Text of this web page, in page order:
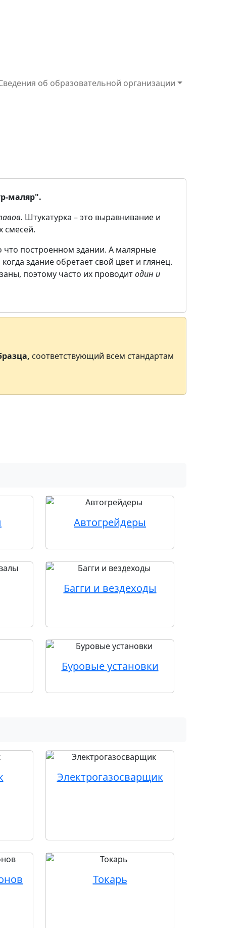
об образовательной организации
маляр".
Штукатурка – это выравнивание и
смесей.
что построенном здании. А малярные
здание обретает свой цвет и глянец.
поэтому часто их проводитодин и
соответствующий всем стандартам
Автогрейдеры
Багги и вездеходы
Буровые установки
Электрогазосварщик
Токарь